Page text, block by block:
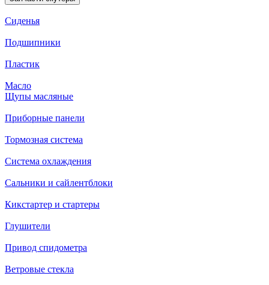
Сиденья
Подшипники
Пластик
Масло
Щупы масляные
Приборные панели
Тормозная система
Система охлаждения
Сальники и сайлентблоки
Кикстартер и стартеры
Глушители
Привод спидометра
Ветровые стекла